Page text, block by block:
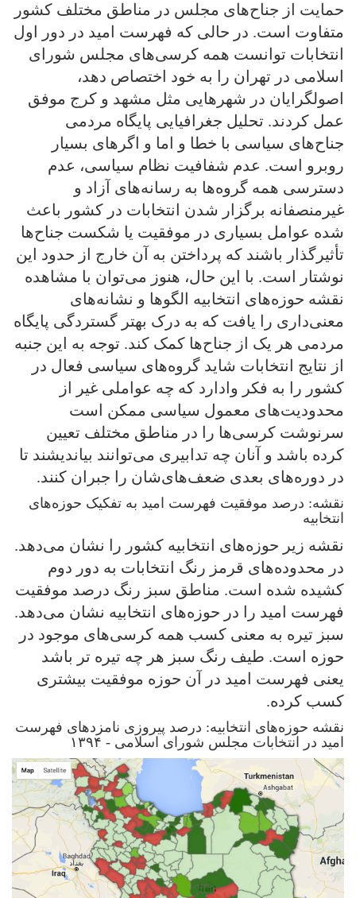
حمایت از جناح‌های مجلس در مناطق مختلف کشور
متفاوت است. در حالی که فهرست امید در دور اول
انتخابات توانست همه کرسی‌های مجلس شورای
اسلامی در تهران را به خود اختصاص دهد،
اصولگرایان در شهرهایی مثل مشهد و کرج موفق
عمل کردند. تحلیل جغرافیایی پایگاه مردمی
جناح‌های سیاسی با خطا و اما و اگرهای بسیار
روبرو است. عدم شفافیت نظام سیاسی، عدم
دسترسی همه گروه‌ها به رسانه‌های آزاد و
غیرمنصفانه برگزار شدن انتخابات در کشور باعث
شده عوامل بسیاری در موفقیت یا شکست جناح‌ها
تأثیرگذار باشند که پرداختن به آن خارج از حدود این
نوشتار است. با این حال، هنوز می‌توان با مشاهده
نقشه حوزه‌های انتخابیه الگوها و نشانه‌های
معنی‌داری را یافت که به درک بهتر گستردگی پایگاه
مردمی هر یک از جناح‌ها کمک کند. توجه به این جنبه
از نتایج انتخابات شاید گروه‌های سیاسی فعال در
کشور را به فکر وادارد که چه عواملی غیر از
محدودیت‌های معمول سیاسی ممکن است
سرنوشت کرسی‌ها را در مناطق مختلف تعیین
کرده باشد و آنان چه تدابیری می‌توانند بیاندیشند تا
در دوره‌های بعدی ضعف‌‌های‌شان را جبران کنند.
نقشه: درصد موفقیت فهرست امید به تفکیک حوزه‌های
انتخابیه
نقشه زیر حوزه‌های انتخابیه کشور را نشان می‌دهد.
در محدوده‌های قرمز رنگ انتخابات به دور دوم
کشیده شده است. مناطق سبز رنگ درصد موفقیت
فهرست امید را در حوزه‌های انتخابیه نشان می‌دهد.
سبز تیره به معنی کسب همه کرسی‌های موجود در
حوزه است. طیف رنگ سبز هر چه تیره تر باشد
یعنی فهرست امید در آن حوزه موفقیت بیشتری
کسب کرده.
نقشه حوزه‌های انتخابیه: درصد پیروزی نامزدهای فهرست
امید در انتخابات مجلس شورای اسلامی - ۱۳۹۴